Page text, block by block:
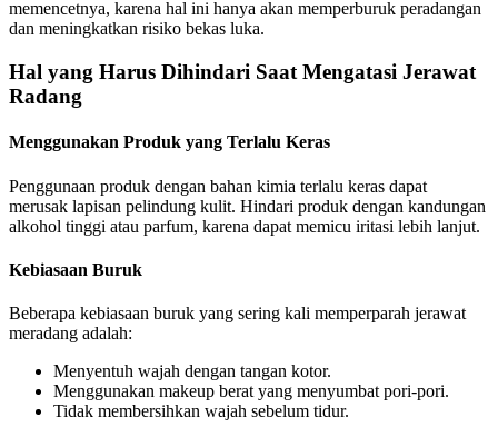
memencetnya, karena hal ini hanya akan memperburuk peradangan
dan meningkatkan risiko bekas luka.
Hal yang Harus Dihindari Saat Mengatasi Jerawat
Radang
Menggunakan Produk yang Terlalu Keras
Penggunaan produk dengan bahan kimia terlalu keras dapat
merusak lapisan pelindung kulit. Hindari produk dengan kandungan
alkohol tinggi atau parfum, karena dapat memicu iritasi lebih lanjut.
Kebiasaan Buruk
Beberapa kebiasaan buruk yang sering kali memperparah jerawat
meradang adalah:
Menyentuh wajah dengan tangan kotor.
Menggunakan makeup berat yang menyumbat pori-pori.
Tidak membersihkan wajah sebelum tidur.